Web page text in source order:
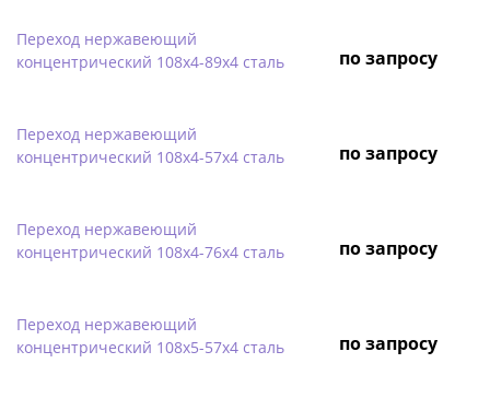
Переход нержавеющий
концентрический 108х4-89х4 сталь
по запросу
Переход нержавеющий
концентрический 108х4-57х4 сталь
по запросу
Переход нержавеющий
концентрический 108х4-76х4 сталь
по запросу
Переход нержавеющий
концентрический 108х5-57х4 сталь
по запросу